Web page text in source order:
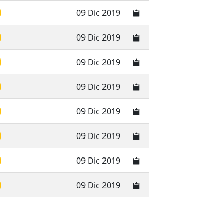
09 Dic 2019
09 Dic 2019
09 Dic 2019
09 Dic 2019
09 Dic 2019
09 Dic 2019
09 Dic 2019
09 Dic 2019